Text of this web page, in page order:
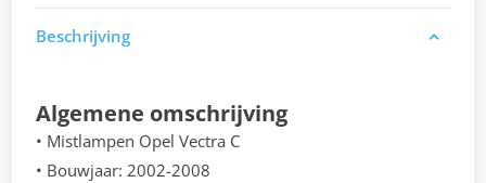
Beschrijving
Algemene omschrijving
• Mistlampen Opel Vectra C
• Bouwjaar: 2002-2008